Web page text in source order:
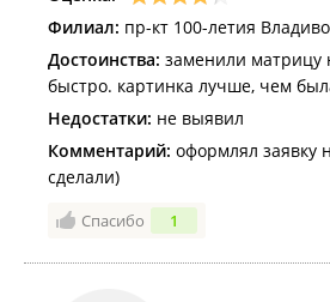
Филиал: пр-кт 100-летия
Достоинства: заменили матрицу
быстро. картинка лучше, чем
Недостатки: не выявил
Комментарий: оформлял заявку
сделали)
Спасибо 1